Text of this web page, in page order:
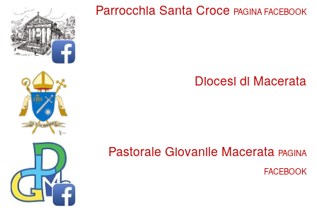
Parrocchia Santa Croce PAGINA FACEBOOK
Diocesi di Macerata
Pastorale Giovanile Macerata PAGINA
FACEBOOK